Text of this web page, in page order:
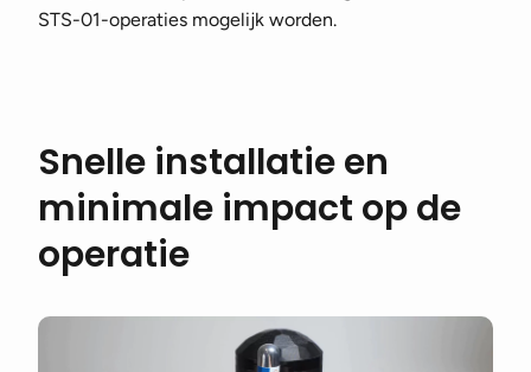
STS-01-operaties mogelijk worden.
Snelle installatie en
minimale impact op de
operatie